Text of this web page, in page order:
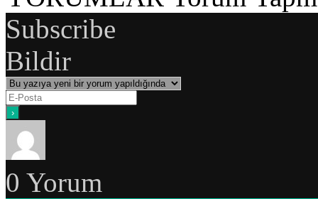
Subscribe
Bildir
0 Yorum